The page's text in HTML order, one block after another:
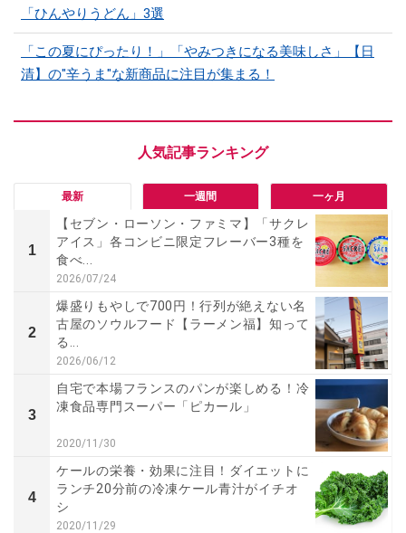
「ひんやりうどん」3選
「この夏にぴったり！」「やみつきになる美味しさ」【日
清】の"辛うま"な新商品に注目が集まる！
最新 一週間 一ヶ月
1
【セブン・ローソン・ファミマ】「サクレ
アイス」各コンビニ限定フレーバー3種を
食べ...
2026/07/24
2
爆盛りもやしで700円！行列が絶えない名
古屋のソウルフード【ラーメン福】知って
る...
2026/06/12
3
自宅で本場フランスのパンが楽しめる！冷
凍食品専門スーパー「ピカール」
2020/11/30
4
ケールの栄養・効果に注目！ダイエットに
ランチ20分前の冷凍ケール青汁がイチオ
シ
2020/11/29